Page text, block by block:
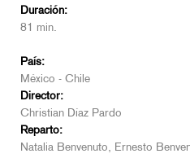
Duración:
81 min.
País:
México - Chile
Director:
Christian Díaz Pardo
Reparto:
Natalia Benvenuto, Ernesto